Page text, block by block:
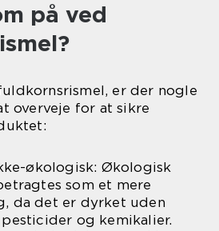
på ved
er der nogle
overveje for at sikre
økologisk: Økologisk
som et mere
da det er dyrket uden
og kemikalier.